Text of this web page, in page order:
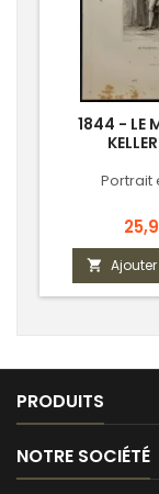
1844 - LE
Portrait
Prix

PRODUITS
NOTRE SOCIÉTÉ